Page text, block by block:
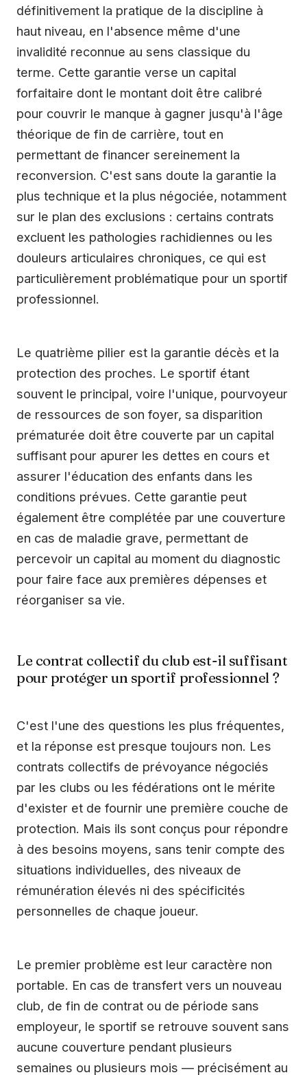
définitivement la pratique de la discipline à
haut niveau, en l'absence même d'une
invalidité reconnue au sens classique du
terme. Cette garantie verse un capital
forfaitaire dont le montant doit être calibré
pour couvrir le manque à gagner jusqu'à l'âge
théorique de fin de carrière, tout en
permettant de financer sereinement la
reconversion. C'est sans doute la garantie la
plus technique et la plus négociée, notamment
sur le plan des exclusions : certains contrats
excluent les pathologies rachidiennes ou les
douleurs articulaires chroniques, ce qui est
particulièrement problématique pour un sportif
professionnel.
Le quatrième pilier est la garantie décès et la
protection des proches. Le sportif étant
souvent le principal, voire l'unique, pourvoyeur
de ressources de son foyer, sa disparition
prématurée doit être couverte par un capital
suffisant pour apurer les dettes en cours et
assurer l'éducation des enfants dans les
conditions prévues. Cette garantie peut
également être complétée par une couverture
en cas de maladie grave, permettant de
percevoir un capital au moment du diagnostic
pour faire face aux premières dépenses et
réorganiser sa vie.
Le contrat collectif du club est-il suffisant
pour protéger un sportif professionnel ?
C'est l'une des questions les plus fréquentes,
et la réponse est presque toujours non. Les
contrats collectifs de prévoyance négociés
par les clubs ou les fédérations ont le mérite
d'exister et de fournir une première couche de
protection. Mais ils sont conçus pour répondre
à des besoins moyens, sans tenir compte des
situations individuelles, des niveaux de
rémunération élevés ni des spécificités
personnelles de chaque joueur.
Le premier problème est leur caractère non
portable. En cas de transfert vers un nouveau
club, de fin de contrat ou de période sans
employeur, le sportif se retrouve souvent sans
aucune couverture pendant plusieurs
semaines ou plusieurs mois — précisément au